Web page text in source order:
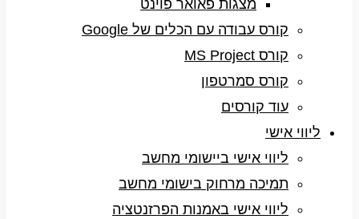
מצגות פאואר פוינט
קורס עבודה עם הכלים של Google
קורס MS Project
קורס סמרטפון
עוד קורסים
ליווי אישי
ליווי אישי ביישומי מחשב
תמיכה מרחוק בישומי מחשב
ליווי אישי באמנות הפרזנטציה